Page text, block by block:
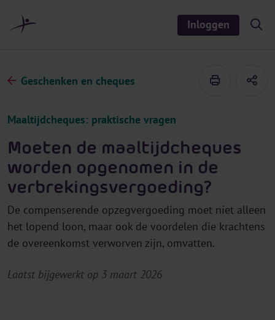
Inloggen
S
i
Geschenken en cheques
Maaltijdcheques: praktische vragen
Moeten de maaltijdcheques
worden opgenomen in de
verbrekingsvergoeding?
De compenserende opzegvergoeding moet niet alleen
het lopend loon, maar ook de voordelen die krachtens
de overeenkomst verworven zijn, omvatten.
Laatst bijgewerkt op 3 maart 2026